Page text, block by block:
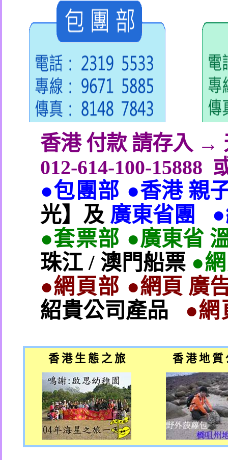
香港 付款 請存入 →
012-614-100-15888
●包團部 ●香港 親
光】及 廣東省團
●套票部 ●廣東省
珠江/ 澳門船票 ●
●網頁部 ●網頁 廣
紹貴公司產品
●網
香 港 生 態 之 旅 香 港 地 質